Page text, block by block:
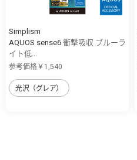
Simplism
AQUOS sense6 衝撃吸収 ブルーラ
イト低...
参考価格￥1,540
光沢（グレア）